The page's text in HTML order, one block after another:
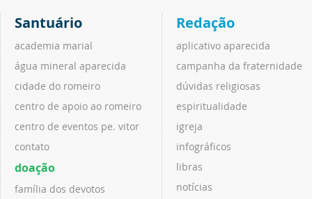
Santuário
academia marial
água mineral aparecida
cidade do romeiro
centro de apoio ao romeiro
centro de eventos pe. vitor
contato
doação
família dos devotos
Redação
aplicativo aparecida
campanha da fraternidade
dúvidas religiosas
espiritualidade
igreja
infográficos
libras
notícias